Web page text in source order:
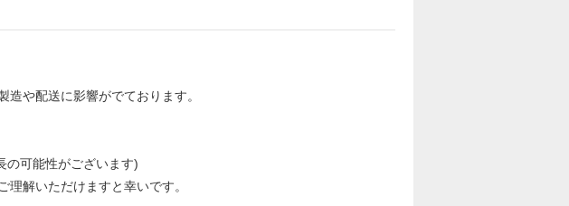
や配送に影響がでております。
の可能性がございます)
解いただけますと幸いです。